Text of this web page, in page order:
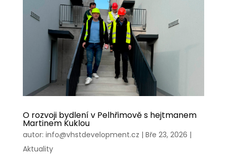
O rozvoji bydlení v Pelhřimově s hejtmanem
Martinem Kuklou
autor: info@vhstdevelopment.cz | Bře 23, 2026 |
Aktuality